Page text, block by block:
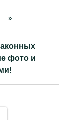
»
фото и